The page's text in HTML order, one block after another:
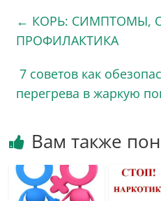
← КОРЬ: СИМПТОМЫ,
ПРОФИЛАКТИКА
7 советов как
перегрева в жаркую
Вам также